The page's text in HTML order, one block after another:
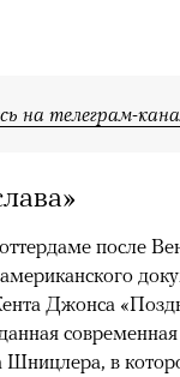
на телеграм-
после
Джонса
современная
Шницлера, в